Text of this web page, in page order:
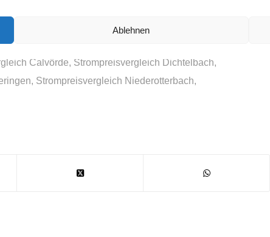
Ablehnen
Bonusangeboten besonders super.
Calvörde, Strompreisvergleich Dichtelbach,
, Strompreisvergleich Niederotterbach,